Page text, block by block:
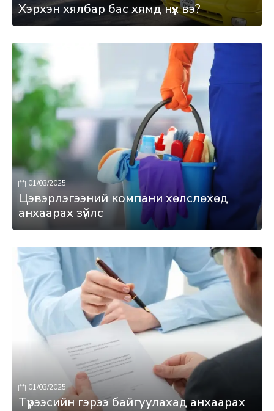
Хэрхэн хялбар бас хямд нүүх вэ?
01/03/2025
Цэвэрлэгээний компани хөлслөхөд
анхаарах зүйлс
01/03/2025
Түрээсийн гэрээ байгуулахад анхаарах